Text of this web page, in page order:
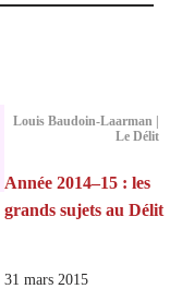
Louis Baudoin-Laarman |
Le Délit
Année 2014–15 : les
grands sujets au Délit
31 mars 2015